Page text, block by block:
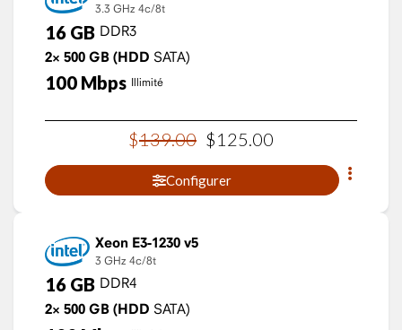
3.3 GHz 4c/8t
16 GB DDR3
2× 500 GB (HDD SATA)
100 Mbps Illimité
$139.00 $125.00
Configurer
Xeon E3-1230 v5
3 GHz 4c/8t
16 GB DDR4
2× 500 GB (HDD SATA)